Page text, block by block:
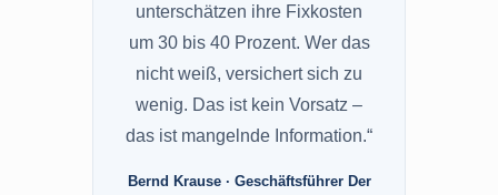
unterschätzen ihre Fixkosten
um 30 bis 40 Prozent. Wer das
nicht weiß, versichert sich zu
wenig. Das ist kein Vorsatz –
das ist mangelnde Information.“
Bernd Krause · Geschäftsführer Der